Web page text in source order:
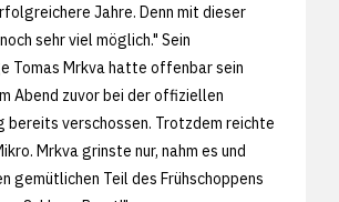
Jahre. Denn mit dieser
sehr viel möglich." Sein
Tomas Mrkva hatte offenbar sein
Abend zuvor bei der offiziellen
bereits verschossen. Trotzdem reichte
Mrkva grinste nur, nahm es und
gemütlichen Teil des Frühschoppens